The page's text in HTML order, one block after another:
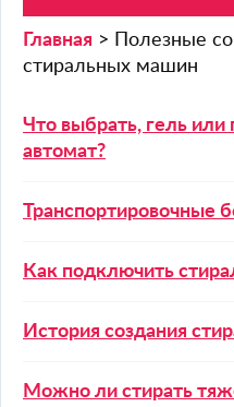
Главная >
Полезные
стиральных машин
Что выбрать, гель
автомат?
Транспортировочные
Как подключить
История создания
Можно ли стирать